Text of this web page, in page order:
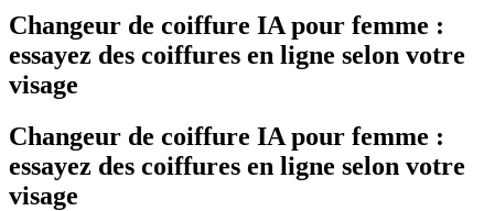
Changeur de coiffure IA pour femme :
essayez des coiffures en ligne selon votre
visage
Changeur de coiffure IA pour femme :
essayez des coiffures en ligne selon votre
visage